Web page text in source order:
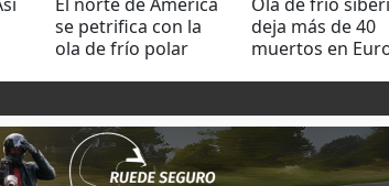
se petrifica con la
ola de frío polar
deja más de 40
muertos en